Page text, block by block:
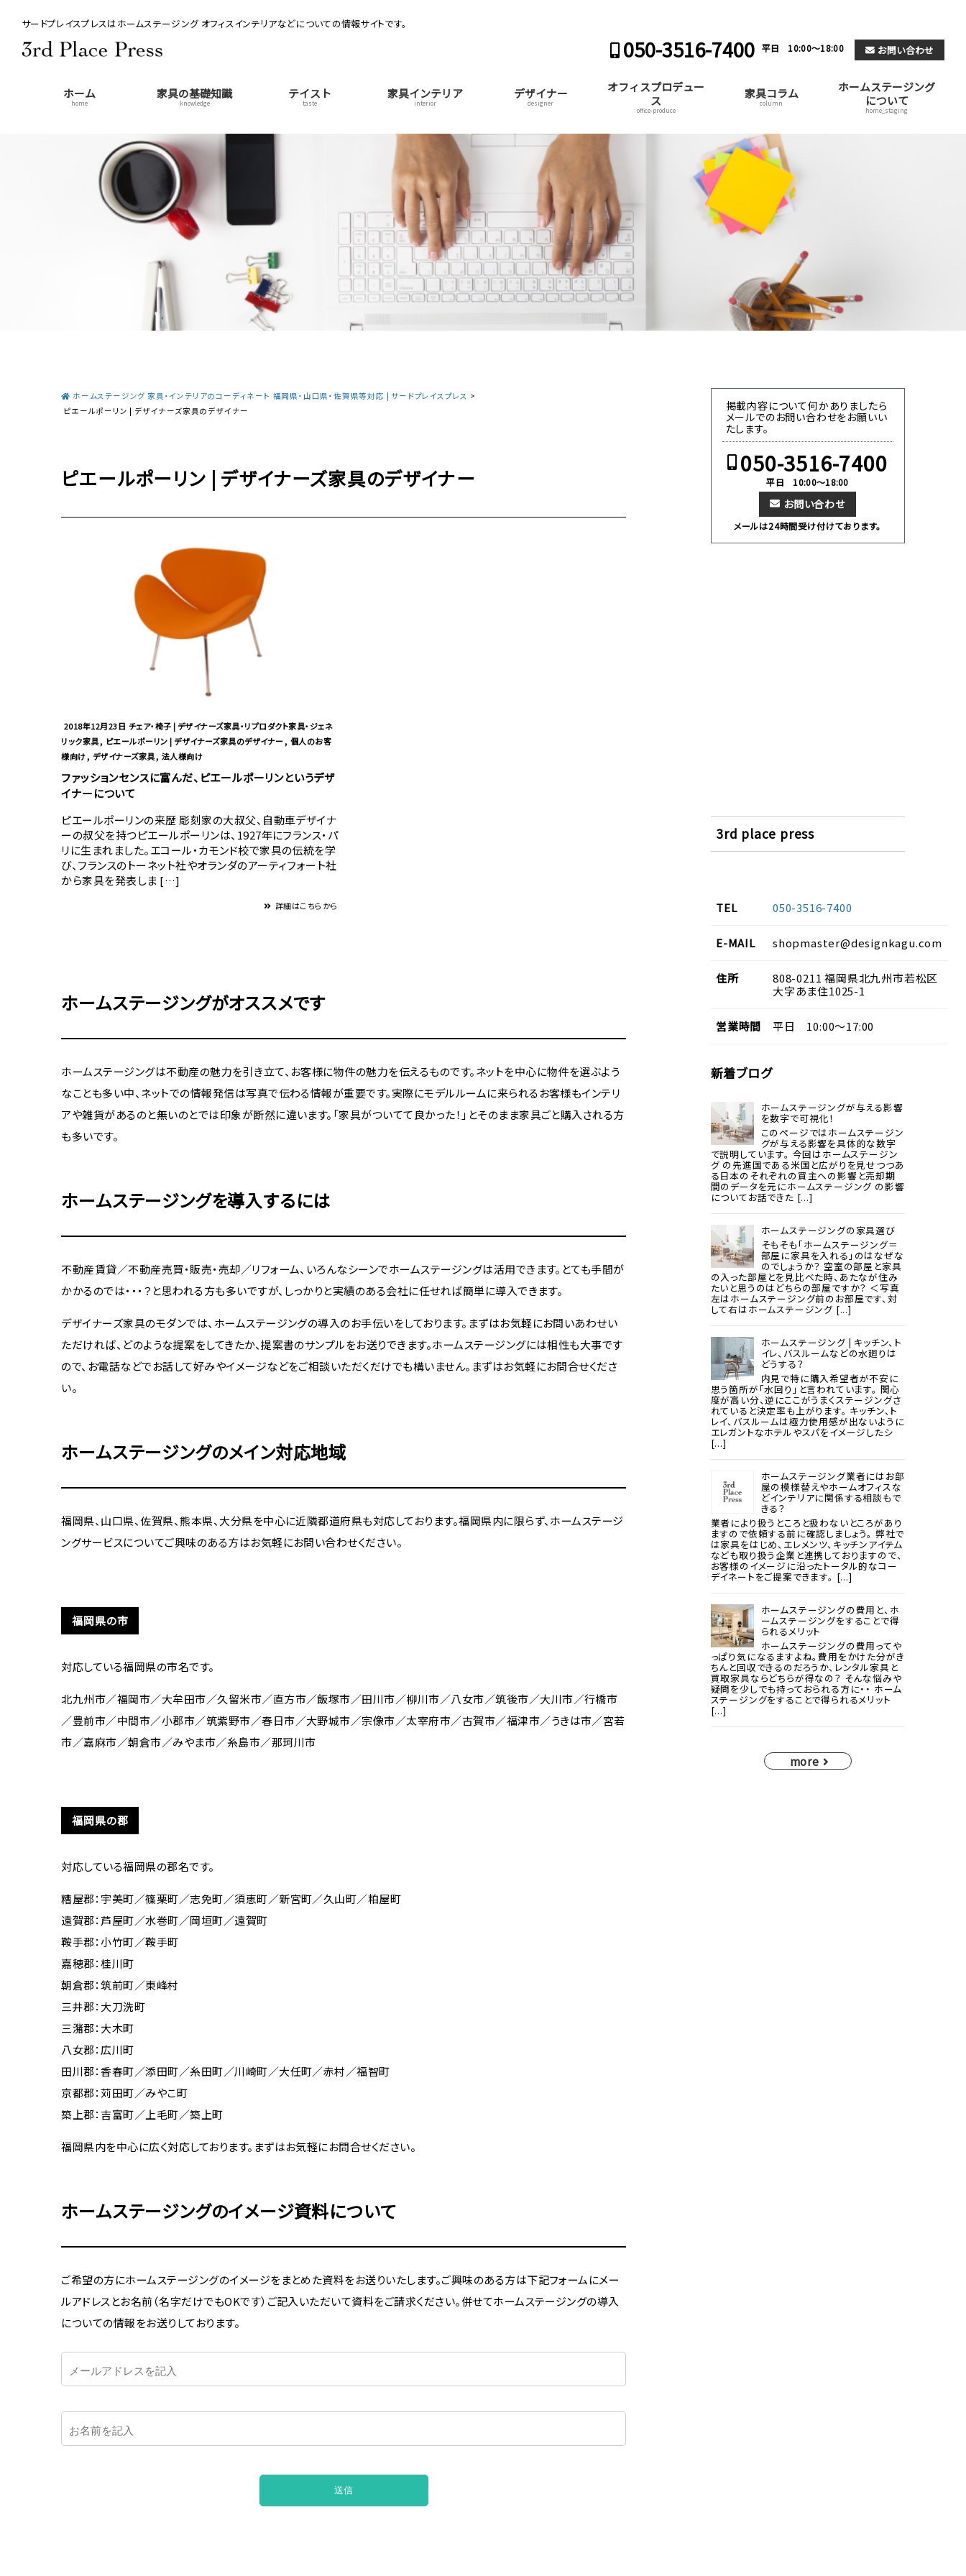
サードプレイスプレスはホームステージング オフィスインテリアなどについての情報サイトです。
050-3516-7400 平日 10:00～18:00 お問い合わせ
ホーム
home
家具の基礎知識
knowledge
テイスト
taste
家具インテリア
interior
デザイナー
designer
オフィスプロデュー
ス
office-produce
家具コラム
column
ホームステージング
について
home_staging
ホームステージング 家具・インテリアのコーディネート 福岡県・山口県・佐賀県等対応 | サードプレイスプレス >
ピエールポーリン | デザイナーズ家具のデザイナー
ピエールポーリン | デザイナーズ家具のデザイナー
2018年12月23日 チェア・椅子 | デザイナーズ家具・リプロダクト家具・ジェネ
リック家具, ピエールポーリン | デザイナーズ家具のデザイナー, 個人のお客
様向け, デザイナーズ家具, 法人様向け
ファッションセンスに富んだ、ピエールポーリンというデザ
イナーについて
ピエールポーリンの来歴 彫刻家の大叔父、自動車デザイナ
ーの叔父を持つピエールポーリンは、1927年にフランス・パ
リに生まれました。エコール・カモンド校で家具の伝統を学
び、フランスのトーネット社やオランダのアーティフォート社
から家具を発表しま […]
詳細はこちらから
ホームステージングがオススメです
ホームステージングは不動産の魅力を引き立て、お客様に物件の魅力を伝えるものです。ネットを中心に物件を選ぶよう
なことも多い中、ネットでの情報発信は写真で伝わる情報が重要です。実際にモデルルームに来られるお客様もインテリ
アや雑貨があるのと無いのとでは印象が断然に違います。「家具がついてて良かった！」とそのまま家具ごと購入される方
も多いです。
ホームステージングを導入するには
不動産賃貸／不動産売買・販売・売却／リフォーム、いろんなシーンでホームステージングは活用できます。とても手間が
かかるのでは・・・？と思われる方も多いですが、しっかりと実績のある会社に任せれば簡単に導入できます。
デザイナーズ家具のモダンでは、ホームステージングの導入のお手伝いをしております。まずはお気軽にお問いあわせい
ただければ、どのような提案をしてきたか、提案書のサンプルをお送りできます。ホームステージングには相性も大事です
ので、お電話などでお話して好みやイメージなどをご相談いただくだけでも構いません。まずはお気軽にお問合せくださ
い。
ホームステージングのメイン対応地域
福岡県、山口県、佐賀県、熊本県、大分県を中心に近隣都道府県も対応しております。福岡県内に限らず、ホームステージ
ングサービスについてご興味のある方はお気軽にお問い合わせください。
福岡県の市
対応している福岡県の市名です。
北九州市／福岡市／大牟田市／久留米市／直方市／飯塚市／田川市／柳川市／八女市／筑後市／大川市／行橋市
／豊前市／中間市／小郡市／筑紫野市／春日市／大野城市／宗像市／太宰府市／古賀市／福津市／うきは市／宮若
市／嘉麻市／朝倉市／みやま市／糸島市／那珂川市
福岡県の郡
対応している福岡県の郡名です。
糟屋郡：宇美町／篠栗町／志免町／須恵町／新宮町／久山町／粕屋町
遠賀郡：芦屋町／水巻町／岡垣町／遠賀町
鞍手郡：小竹町／鞍手町
嘉穂郡：桂川町
朝倉郡：筑前町／東峰村
三井郡：大刀洗町
三潴郡：大木町
八女郡：広川町
田川郡：香春町／添田町／糸田町／川崎町／大任町／赤村／福智町
京都郡：苅田町／みやこ町
築上郡：吉富町／上毛町／築上町
福岡県内を中心に広く対応しております。まずはお気軽にお問合せください。
ホームステージングのイメージ資料について
ご希望の方にホームステージングのイメージをまとめた資料をお送りいたします。ご興味のある方は下記フォームにメー
ルアドレスとお名前（名字だけでもOKです）ご記入いただいて資料をご請求ください。併せてホームステージングの導入
についての情報をお送りしております。
掲載内容について何かありましたら
メールでのお問い合わせをお願いい
たします。
050-3516-7400
平日 10:00～18:00
お問い合わせ
メールは24時間受け付けております。
3rd place press
TEL 050-3516-7400
E-MAIL shopmaster@designkagu.com
住所 808-0211 福岡県北九州市若松区
大字あま住1025-1
営業時間 平日 10:00～17:00
新着ブログ
ホームステージングが与える影響
を数字で可視化！
このページではホームステージン
グが与える影響を具体的な数字
で説明しています。 今回はホームステージン
グ の先進国である米国と広がりを見せつつあ
る日本のそれぞれの買主への影響と売却期
間のデータを元にホームステージング の影響
についてお話できた [...]
ホームステージングの家具選び
そもそも「ホームステージング＝
部屋に家具を入れる」のはなぜな
のでしょうか？ 空室の部屋と家具
の入った部屋とを見比べた時、あたなが住み
たいと思うのはどちらの部屋ですか？ ＜写真
左はホームステージング前のお部屋です、対
して右はホームステージング [...]
ホームステージング | キッチン、ト
イレ、バスルームなどの水廻りは
どうする？
内見で特に購入希望者が不安に
思う箇所が「水回り」と言われています。 関心
度が高い分、逆にここがうまくステージングさ
れていると決定率も上がります。 キッチン、ト
レイ、バスルームは極力使用感が出ないように
エレガントなホテルやスパをイメージしたシ
[...]
ホームステージング業者にはお部
屋の模様替えやホームオフィスな
どインテリアに関係する相談もで
きる？
業者により扱うところと扱わないところがあり
ますので依頼する前に確認しましょう。 弊社で
は家具をはじめ、エレメンツ、キッチンアイテム
なども取り扱う企業と連携しておりますので、
お客様のイメージに沿ったトータル的なコー
デイネートをご提案できます。 [...]
ホームステージングの費用と、ホ
ームステージングをすることで得
られるメリット
ホームステージングの費用ってや
っぱり気になるますよね。費用をかけた分がき
ちんと回収できるのだろうか、レンタル家具と
買取家具ならどちらが得なの？ そんな悩みや
疑問を少しでも持っておられる方に・・ ホーム
ステージングをすることで得られるメリット
[...]
more